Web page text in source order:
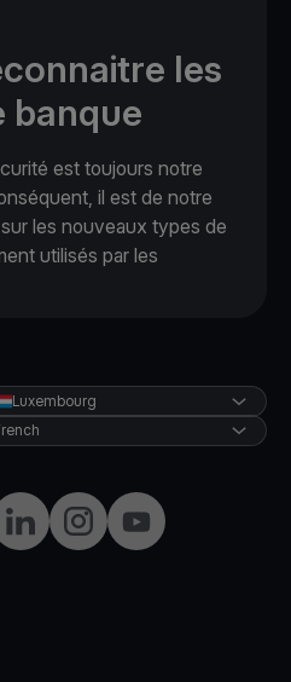
les
banque
est toujours notre
il est de notre
les nouveaux types de
utilisés par les
LinkedInInstagramYouTube
Luxembourg